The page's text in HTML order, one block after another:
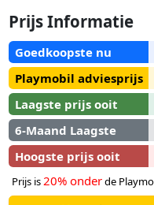
quad met vuurhelling,
elkaar te zetten en direct
leeftijd passende
kinderen vanaf vier jaar.
Prijs Informatie
Goedkoopste nu
Playmobil adviesprijs
Laagste prijs ooit
6-Maand Laagste
Hoogste prijs ooit
Prijs is 20% onderde